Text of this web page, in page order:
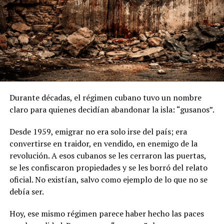
¿Te gusta lo que lees?
Apoya el periodismo valiente y
suscríbete a Foco Panamá.
Suscríbete aquí
O sea, esto también es un negocio. Y un negociobien
grande, además con demanda asegurada si el Estado lo
impone.
Panamá no tiene la capacidad ni la tierra suficiente para
sembrar toda la caña que se requeriría para cubrir ese
10% de etanol en la gasolina. Eso significa queparte del
Y ahí viene otra pregunta clave:
¿a qué precio? Porque en algunos casos el etanol puede
ser incluso más caro que la gasolina.
¿Y quién importa? ¿Privados? ¿El Estado? ¿Quién se
queda con ese margen?
Donde empieza el ruido
Durante décadas, el régimen cubano tuvo un nombre
claro para quienes decidían abandonar la isla: “gusanos”.
Desde 1959, emigrar no era solo irse del país; era
convertirse en traidor, en vendido, en enemigo de la
revolución. A esos cubanos se les cerraron las puertas,
se les confiscaron propiedades y se les borró del relato
oficial. No existían, salvo como ejemplo de lo que no se
debía ser.
Hoy, ese mismo régimen parece haber hecho las paces